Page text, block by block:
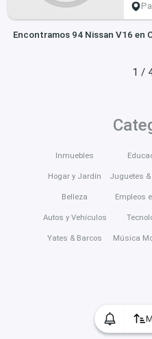
Encontramos 94 Nissan V16 en
1 /
Inmuebles
Hogar y Jardín
Belleza
Autos y Vehículos
Yates & Barcos
Juguetes
Empleos
Música